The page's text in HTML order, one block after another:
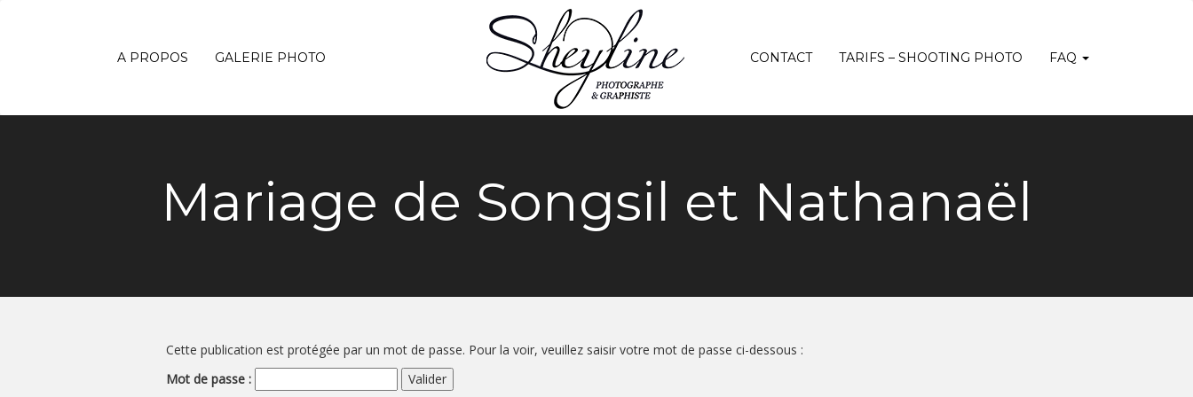
A PROPOS GALERIE PHOTO CONTACT TARIFS – SHOOTING PHOTO FAQ
Mariage de Songsil et Nathanaël
Cette publication est protégée par un mot de passe. Pour la voir, veuillez saisir votre mot de passe ci-dessous :
Mot de passe :